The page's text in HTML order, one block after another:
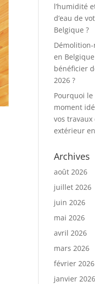
l’humidité
d’eau de
Belgique ?
en
bénéficier
2026 ?
Pourquoi
moment
vos travaux
extérieur
Archives
août 2026
juillet 2026
juin 2026
mai 2026
avril 2026
mars 2026
février 2026
janvier 2026